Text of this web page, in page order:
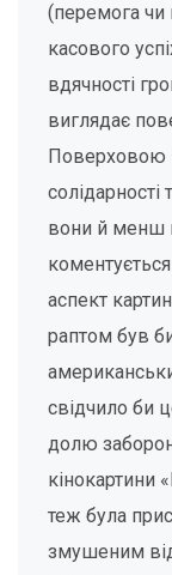
(перемога чи
касового
вдячності
виглядає
Поверховою
солідарності
вони й менш
аспект
раптом був
свідчило би
долю
кінокартини
теж була
змушеним